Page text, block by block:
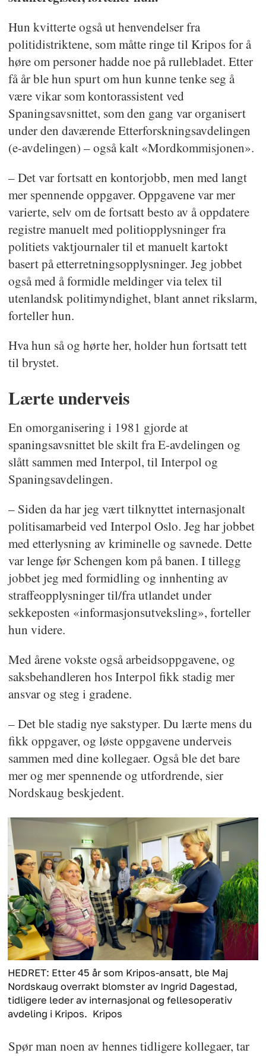
Hun kvitterte også ut henvendelser fra
politidistriktene, som måtte ringe til Kripos for å
høre om personer hadde noe på rullebladet. Etter
få år ble hun spurt om hun kunne tenke seg å
være vikar som kontorassistent ved
Spaningsavsnittet, som den gang var organisert
under den daværende Etterforskningsavdelingen
(e-avdelingen) – også kalt «Mordkommisjonen».
– Det var fortsatt en kontorjobb, men med langt
mer spennende oppgaver. Oppgavene var mer
varierte, selv om de fortsatt besto av å oppdatere
registre manuelt med politiopplysninger fra
politiets vaktjournaler til et manuelt kartokt
basert på etterretningsopplysninger. Jeg jobbet
også med å formidle meldinger via telex til
utenlandsk politimyndighet, blant annet rikslarm,
forteller hun.
Hva hun så og hørte her, holder hun fortsatt tett
til brystet.
Lærte underveis
En omorganisering i 1981 gjorde at
spaningsavsnittet ble skilt fra E-avdelingen og
slått sammen med Interpol, til Interpol og
Spaningsavdelingen.
– Siden da har jeg vært tilknyttet internasjonalt
politisamarbeid ved Interpol Oslo. Jeg har jobbet
med etterlysning av kriminelle og savnede. Dette
var lenge før Schengen kom på banen. I tillegg
jobbet jeg med formidling og innhenting av
straffeopplysninger til/fra utlandet under
sekkeposten «informasjonsutveksling», forteller
hun videre.
Med årene vokste også arbeidsoppgavene, og
saksbehandleren hos Interpol fikk stadig mer
ansvar og steg i gradene.
– Det ble stadig nye sakstyper. Du lærte mens du
fikk oppgaver, og løste oppgavene underveis
sammen med dine kollegaer. Også ble det bare
mer og mer spennende og utfordrende, sier
Nordskaug beskjedent.
HEDRET: Etter 45 år som Kripos-ansatt, ble Maj
Nordskaug overrakt blomster av Ingrid Dagestad,
tidligere leder av internasjonal og fellesoperativ
avdeling i Kripos. Kripos
Spør man noen av hennes tidligere kollegaer, tar